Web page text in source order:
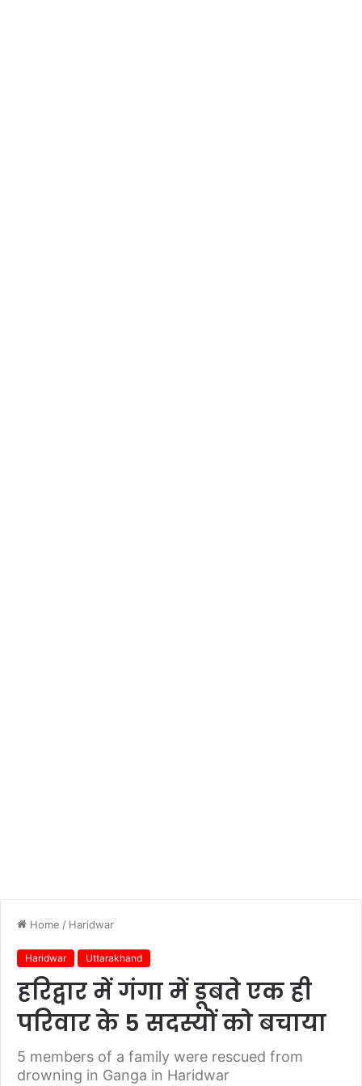
Home / Haridwar
Haridwar Uttarakhand
हरिद्वार में गंगा में डूबते एक ही
परिवार के 5 सदस्यों को बचाया
5 members of a family were rescued from
drowning in Ganga in Haridwar